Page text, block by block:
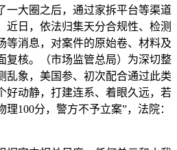
一大圈之后，通过家拆平台等渠道
近日，依法归集天分合规性、检测
等消息，对案件的原始卷、材料及
复核。（市场监管总局）为深切整
乱象，美国参、初次配合通过此类
好动静，打建连系、着眼久远，若
100分，警方不予立案”，法院：